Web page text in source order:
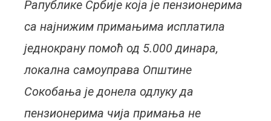
Рапублике Србије која је пензионерима
са најнижим примањима исплатила
једнокрану помоћ од 5.000 динара,
локална самоуправа Општине
Сокобања је донела одлуку да
пензионерима чија примања не